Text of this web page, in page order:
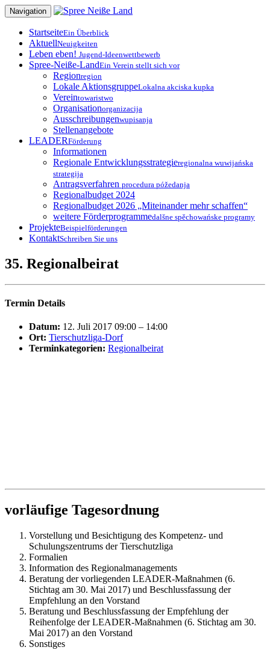
Zum
Inhalt
springen
Navigation
StartseiteEin Überblick
AktuellNeuigkeiten
Leben eben! Jugend-Ideenwettbewerb
Spree-Neiße-LandEin Verein stellt sich vor
Regionregion
Lokale AktionsgruppeLokalna akciska kupka
Vereintowaristwo
Organisationorganizacija
Ausschreibungenwupisanja
Stellenangebote
LEADERFörderung
Informationen
Regionale Entwicklungsstrategieregionalna wuwijańska
strategija
Antragsverfahren procedura póžedanja
Regionalbudget 2024
Regionalbudget 2026 „Miteinander mehr schaffen“
weitere Förderprogrammedalšne spěchowańske programy
ProjekteBeispielförderungen
KontaktSchreiben Sie uns
35. Regionalbeirat
Termin Details
Datum: 12. Juli 2017 09:00 – 14:00
Ort: Tierschutzliga-Dorf
Terminkategorien: Regionalbeirat
vorläufige Tagesordnung
Vorstellung und Besichtigung des Kompetenz- und
Schulungszentrums der Tierschutzliga
Formalien
Information des Regionalmanagements
Beratung der vorliegenden LEADER-Maßnahmen (6.
Stichtag am 30. Mai 2017) und Beschlussfassung der
Empfehlung an den Vorstand
Beratung und Beschlussfassung der Empfehlung der
Reihenfolge der LEADER-Maßnahmen (6. Stichtag am 30.
Mai 2017) an den Vorstand
Sonstiges